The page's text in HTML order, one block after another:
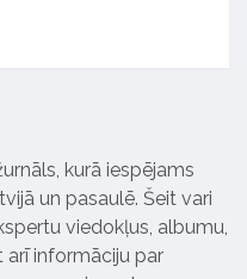
kurā iespējams
un pasaulē. Šeit vari
viedokļus, albumu,
arī informāciju par